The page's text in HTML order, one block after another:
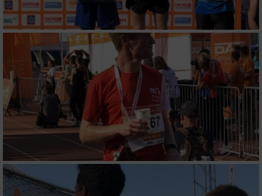
Partnerliste anzeigen (1 IAB-Anbieter)
Wir nutzen Ihre Daten für folgende Zwecke:
IAB-Verarbeitungszwecke:
Speichern von oder Zugriff auf Informationen
auf einem Endgerät
Verwendung reduzierter Daten zur Auswahl
von Werbeanzeigen
Erstellung von Profilen für personalisierte
Verwendung von Profilen zur Auswahl
personalisierter Werbung